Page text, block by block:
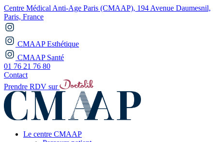
Centre Médical Anti-Age Paris (CMAAP), 194 Avenue Daumesnil,
Paris, France
CMAAP Esthétique
CMAAP Santé
01 76 21 76 80
Contact
Prendre RDV sur
Le centre CMAAP